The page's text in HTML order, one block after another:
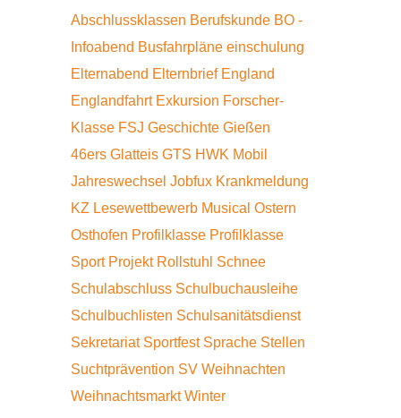
Abschlussklassen Berufskunde BO -
Infoabend Busfahrpläne einschulung
Elternabend Elternbrief England
Englandfahrt Exkursion Forscher-
Klasse FSJ Geschichte Gießen
46ers Glatteis GTS HWK Mobil
Jahreswechsel Jobfux Krankmeldung
KZ Lesewettbewerb Musical Ostern
Osthofen Profilklasse Profilklasse
Sport Projekt Rollstuhl Schnee
Schulabschluss Schulbuchausleihe
Schulbuchlisten Schulsanitätsdienst
Sekretariat Sportfest Sprache Stellen
Suchtprävention SV Weihnachten
Weihnachtsmarkt Winter